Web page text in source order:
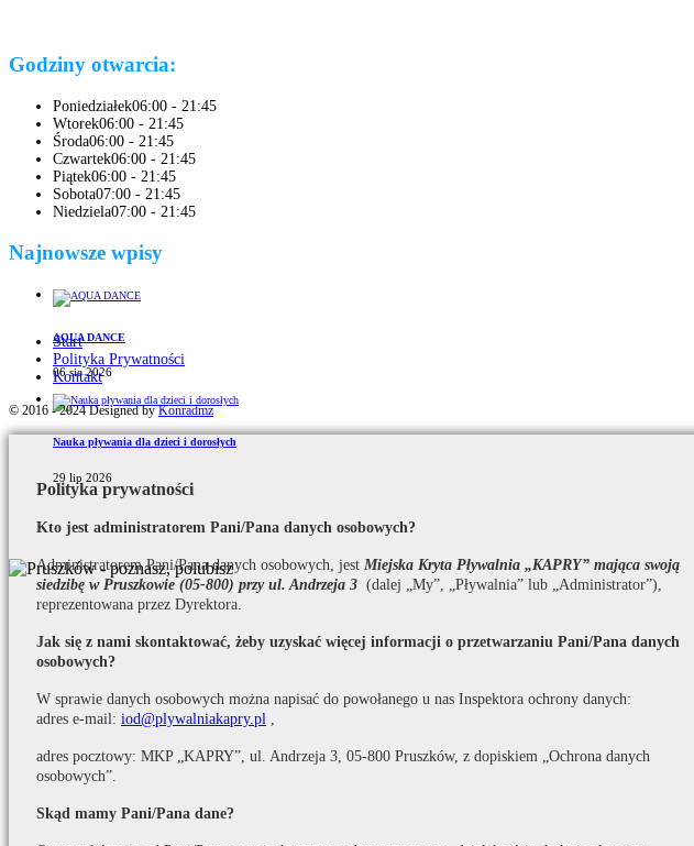
Godziny otwarcia:
Poniedziałek06:00 - 21:45
Wtorek06:00 - 21:45
Środa06:00 - 21:45
Czwartek06:00 - 21:45
Piątek06:00 - 21:45
Sobota07:00 - 21:45
Niedziela07:00 - 21:45
Najnowsze wpisy
AQUA DANCE
06 sie 2026
Nauka pływania dla dzieci i dorosłych
29 lip 2026
Start
Polityka Prywatności
Kontakt
© 2016 - 2024 Designed by Konradmz
Polityka prywatności
Kto jest administratorem Pani/Pana danych osobowych?
Administratorem Pani/Pana danych osobowych, jest Miejska Kryta Pływalnia „KAPRY” mająca swoją
siedzibę w Pruszkowie (05-800) przy ul. Andrzeja 3 (dalej „My”, „Pływalnia” lub „Administrator”),
reprezentowana przez Dyrektora.
Jak się z nami skontaktować, żeby uzyskać więcej informacji o przetwarzaniu Pani/Pana danych
osobowych?
W sprawie danych osobowych można napisać do powołanego u nas Inspektora ochrony danych:
adres e-mail: iod@plywalniakapry.pl ,
adres pocztowy: MKP „KAPRY”, ul. Andrzeja 3, 05-800 Pruszków, z dopiskiem „Ochrona danych
osobowych”.
Skąd mamy Pani/Pana dane?